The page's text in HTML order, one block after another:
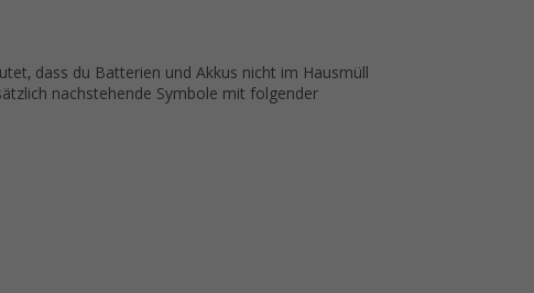
dass du Batterien und Akkus nicht im Hausmüll
nachstehende Symbole mit folgender